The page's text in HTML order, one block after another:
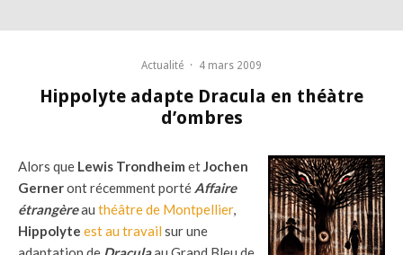
Actualité · 4 mars 2009
Hippolyte adapte Dracula en théàtre
d’ombres
Alors que Lewis Trondheim etJochen
Gerneront récemment porté Affaire
étrangèreau théâtre de Montpellier,
Hippolyte est au travail sur une